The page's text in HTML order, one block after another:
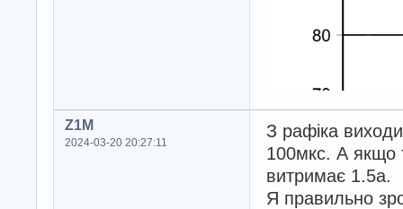
Z1M
2024-03-20 20:27:11
З рафіка
100мкс. А якщо
витримає 1.5а.
Я правильно